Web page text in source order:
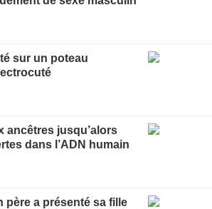
sur un poteau
ancêtres jusqu’alors
dans l’ADN humain
père a présenté sa fille